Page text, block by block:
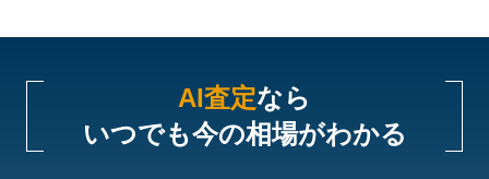
AI査定なら
いつでも今の相場がわかる